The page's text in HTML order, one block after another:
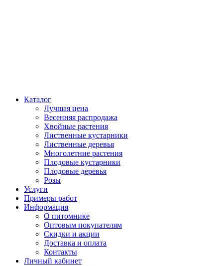
Каталог
Лучшая цена
Весенняя распродажа
Хвойные растения
Лиственные кустарники
Лиственные деревья
Многолетние растения
Плодовые кустарники
Плодовые деревья
Розы
Услуги
Примеры работ
Информация
О питомнике
Оптовым покупателям
Скидки и акции
Доставка и оплата
Контакты
Личный кабинет